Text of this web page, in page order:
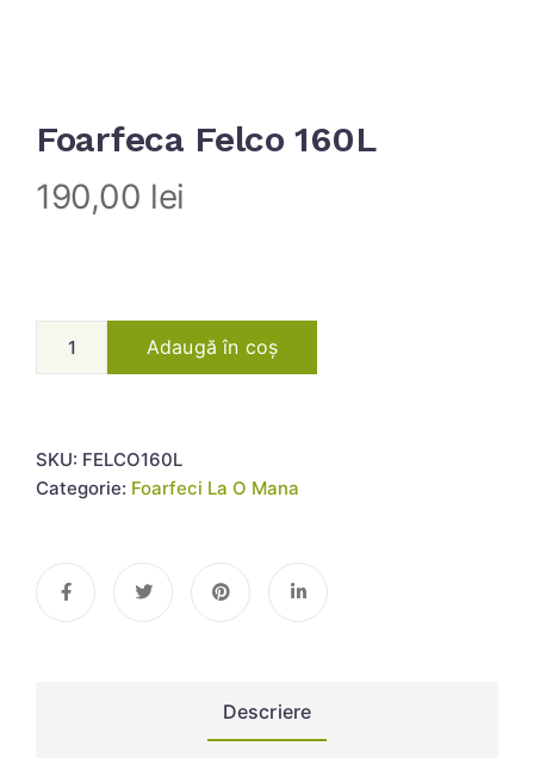
Foarfeca Felco 160L
190,00 lei
Adaugă în coș
SKU: FELCO160L
Categorie: Foarfeci La O Mana
Descriere